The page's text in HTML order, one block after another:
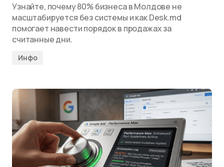
Узнайте, почему 80% бизнеса в Молдове не
масштабируется без системы и как Desk.md
помогает навести порядок в продажах за
считанные дни.
Инфо